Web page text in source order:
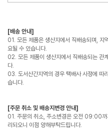
[배송 안내]
01. 모든 제품은 생산지에서 직배송되며,
요될 수 있습니다.
02. 모든 제품이 생산지에서 직배송되는 관
다.
03. 도서산간지역의 경우 택배사 사정에 따
습니다.
[주문 취소 및 배송지변경 안내]
01. 주문의 취소, 주소변경은 오전 09:00까
리되오니 이점 양해부탁드립니다.